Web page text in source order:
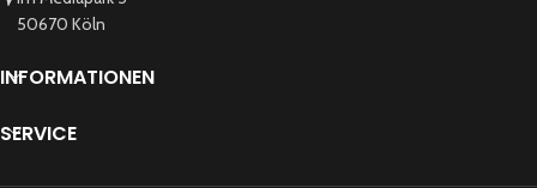
50670 Köln
INFORMATIONEN
SERVICE